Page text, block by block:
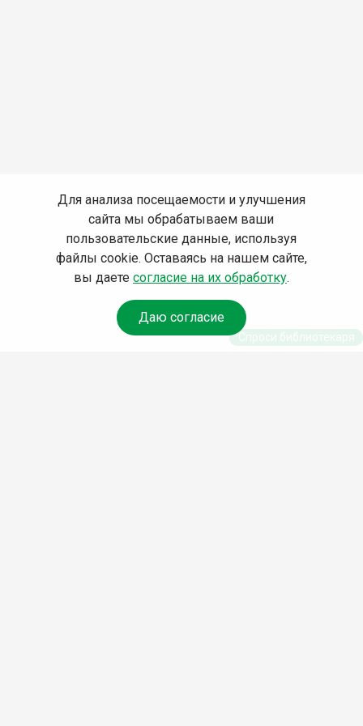
Для анализа посещаемости и улучшения
сайта мы обрабатываем ваши
пользовательские данные, используя
файлы cookie. Оставаясь на нашем сайте,
вы даете согласие на их обработку.
Даю согласие
Спроси библиотекаря